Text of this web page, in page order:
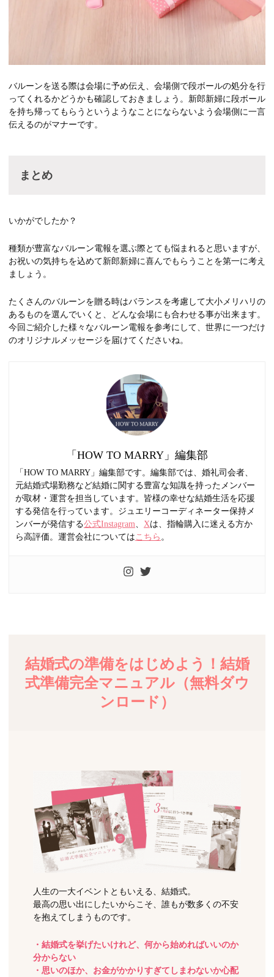
バルーンを送る際は会場に予め伝え、会場側で段ボールの処分を行
ってくれるかどうかも確認しておきましょう。新郎新婦に段ボール
を持ち帰ってもらうというようなことにならないよう会場側に一言
伝えるのがマナーです。
まとめ
いかがでしたか？
種類が豊富なバルーン電報を選ぶ際とても悩まれると思いますが、
お祝いの気持ちを込めて新郎新婦に喜んでもらうことを第一に考え
ましょう。
たくさんのバルーンを贈る時はバランスを考慮して大小メリハリの
あるものを選んでいくと、どんな会場にも合わせる事が出来ます。
今回ご紹介した様々なバルーン電報を参考にして、世界に一つだけ
のオリジナルメッセージを届けてくださいね。
「HOW TO MARRY」編集部
「HOW TO MARRY」編集部です。編集部では、婚礼司会者、
元結婚式場勤務など結婚に関する豊富な知識を持ったメンバー
が取材・運営を担当しています。皆様の幸せな結婚生活を応援
する発信を行っています。ジュエリーコーディネーター保持メ
ンバーが発信する公式Instagram Xは、指輪購入に迷える方か
ら高評価。運営会社については こちら 。
結婚式の準備をはじめよう！結婚
式準備完全マニュアル（無料ダウ
ンロード）
人生の一大イベントともいえる、結婚式。
最高の思い出にしたいからこそ、誰もが数多くの不安
を抱えてしまうものです。
・結婚式を挙げたいけれど、何から始めればいいのか
分からない
・思いのほか、お金がかかりすぎてしまわないか心配